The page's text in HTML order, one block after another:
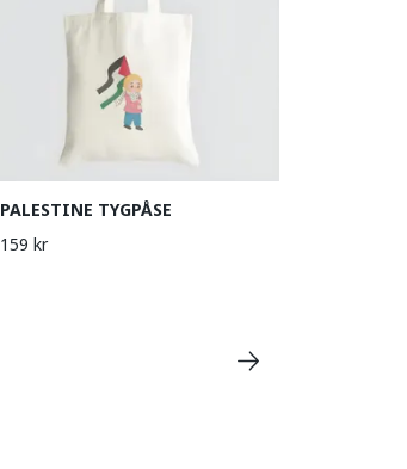
PALESTINE TYGPÅSE
159 kr